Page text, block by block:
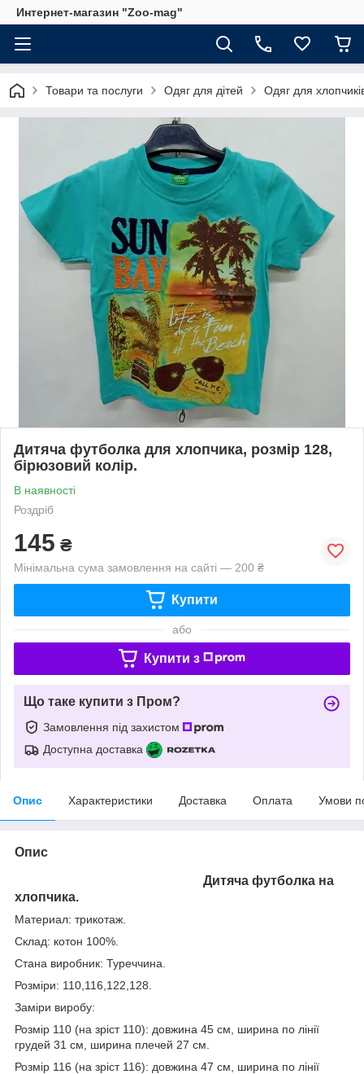
Интернет-магазин "Zoo-mag"
Товари та послуги Одяг для дітей Одяг для
Дитяча футболка для хлопчика, розмір 128,
бірюзовий колір.
В наявності
Роздріб
145 ₴
Мінімальна сума замовлення на сайті — 200 ₴
Купити
або
Купити з
Що таке купити з Пром?
Замовлення під захистом
Доступна доставка
Опис Характеристики Доставка Оплата Умови
Опис
Дитяча футболка на
хлопчика.
Материал: трикотаж.
Склад: котон 100%.
Стана виробник: Туреччина.
Розміри: 110,116,122,128.
Заміри виробу:
Розмір 110 (на зріст 110): довжина 45 см, ширина по лінії
грудей 31 см, ширина плечей 27 см.
Розмір 116 (на зріст 116): довжина 47 см, ширина по лінії